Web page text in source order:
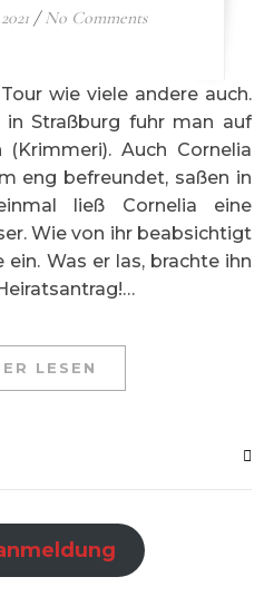
/ No Comments
Straßburg fuhr man auf
Auch Cornelia
eng befreundet, saßen in
ließ Cornelia eine
Wie von ihr beabsichtigt
Was er las, brachte ihn
LESEN